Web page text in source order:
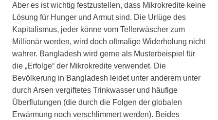
Aber es ist wichtig festzustellen, dass Mikrokredite keine
Lösung für Hunger und Armut sind. Die Urlüge des
Kapitalismus, jeder könne vom Tellerwäscher zum
Millionär werden, wird doch oftmalige Widerholung nicht
wahrer. Bangladesh wird gerne als Musterbeispiel für
die „Erfolge“ der Mikrokredite verwendet. Die
Bevölkerung in Bangladesh leidet unter anderem unter
durch Arsen vergiftetes Trinkwasser und häufige
Überflutungen (die durch die Folgen der globalen
Erwärmung noch verschlimmert werden). Beides